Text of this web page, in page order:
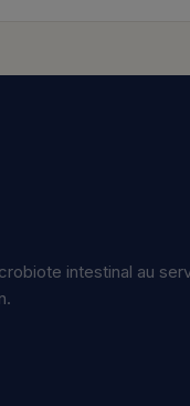
intestinal au